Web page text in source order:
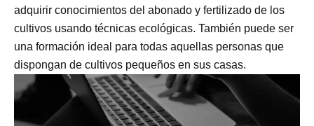
adquirir conocimientos del abonado y fertilizado de los
cultivos usando técnicas ecológicas. También puede ser
una formación ideal para todas aquellas personas que
dispongan de cultivos pequeños en sus casas.